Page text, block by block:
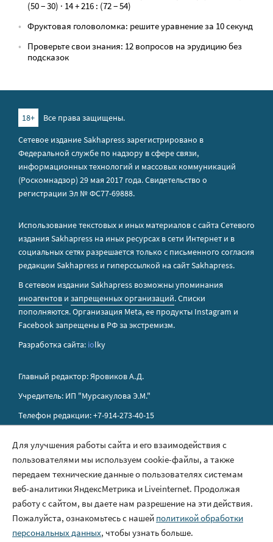
(50 − 30) · 14 + 216 : (72 − 54)
Фруктовая головоломка: решите уравнение за 10 секунд
Проверьте свои знания: 12 вопросов на эрудицию без
подсказок
18+
Все права защищены.
Сетевое издание Sakhapress зарегистрировано в
Федеральной службе по надзору в сфере связи,
информационных технологий и массовых коммуникаций
(Роскомнадзор) 29 мая 2017 года. Свидетельство о
регистрации Эл № ФС77-69888.
Использование текстовых и иных материалов с сайта Сетевого
издания Sakhapress на иных ресурсах в сети Интернет и в
социальных сетях разрешается только с письменного согласия
редакции Sakhapress и гиперссылкой на сайт Sakhapress.
В сетевом издании Sakhapress возможны упоминания
иноагентов и запрещенных организаций. Списки
пополняются. Организация Metа, ее продукты Instagram и
Facebook запрещены в РФ за экстремизм.
Разработка сайта: iolky
Главный редактор: Яровиков А.Д.
Учредитель: ИП "Мурсакулова Э.М."
Телефон редакции: +7-914-273-40-15
Правила сайта
Политика обработки персональных данных
Размещение рекламы
Контакты
Для улучшения работы сайта и его взаимодействия с
пользователями мы используем cookie-файлы, а также
передаем технические данные о пользователях системам
веб-аналитики ЯндексМетрика и Liveinternet. Продолжая
работу с сайтом, вы даете нам разрешение на эти действия.
Пожалуйста, ознакомьтесь с нашей политикой обработки
персональных данных, чтобы узнать больше.